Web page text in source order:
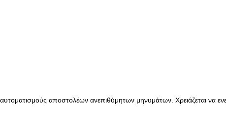
αποστολέων ανεπιθύμητων μηνυμάτων. Χρειάζεται να